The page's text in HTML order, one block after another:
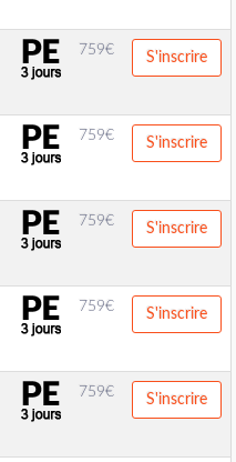
759€ S'inscrire
759€ S'inscrire
759€ S'inscrire
759€ S'inscrire
759€ S'inscrire